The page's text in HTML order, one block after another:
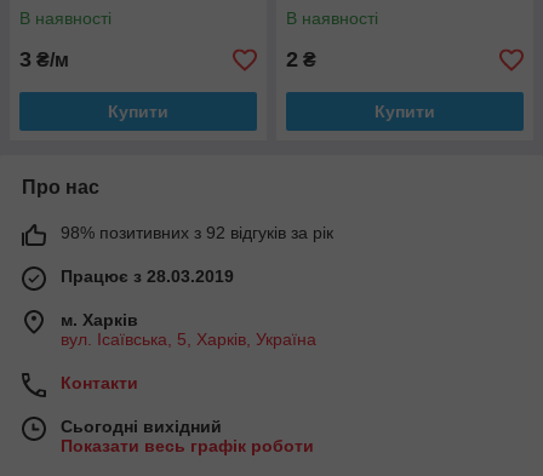
В наявності
3 ₴/м
Купити
В наявності
2 ₴
Купити
Про нас
98% позитивних з 92 відгуків за рік
Працює з 28.03.2019
м. Харків
вул. Ісаївська, 5, Харків, Україна
Контакти
Сьогодні вихідний
Показати весь графік роботи